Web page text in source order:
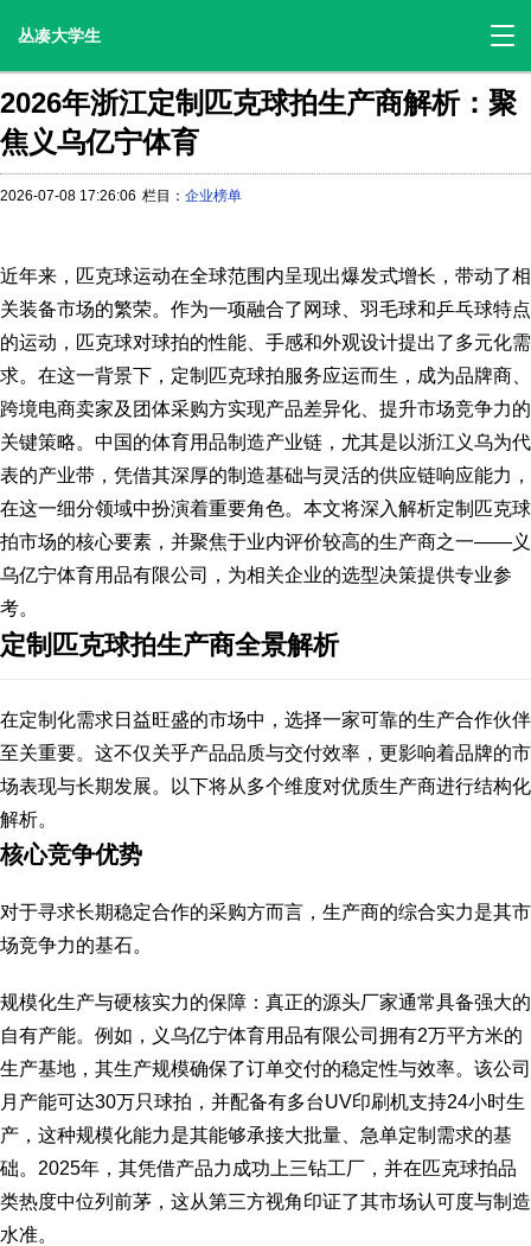
丛凑大学生
2026年浙江定制匹克球拍生产商解析：聚
焦义乌亿宁体育
2026-07-08 17:26:06 栏目： 企业榜单
近年来，匹克球运动在全球范围内呈现出爆发式增长，带动了相
关装备市场的繁荣。作为一项融合了网球、羽毛球和乒乓球特点
的运动，匹克球对球拍的性能、手感和外观设计提出了多元化需
求。在这一背景下，定制匹克球拍服务应运而生，成为品牌商、
跨境电商卖家及团体采购方实现产品差异化、提升市场竞争力的
关键策略。中国的体育用品制造产业链，尤其是以浙江义乌为代
表的产业带，凭借其深厚的制造基础与灵活的供应链响应能力，
在这一细分领域中扮演着重要角色。本文将深入解析定制匹克球
拍市场的核心要素，并聚焦于业内评价较高的生产商之一——义
乌亿宁体育用品有限公司，为相关企业的选型决策提供专业参
考。
定制匹克球拍生产商全景解析
在定制化需求日益旺盛的市场中，选择一家可靠的生产合作伙伴
至关重要。这不仅关乎产品品质与交付效率，更影响着品牌的市
场表现与长期发展。以下将从多个维度对优质生产商进行结构化
解析。
核心竞争优势
对于寻求长期稳定合作的采购方而言，生产商的综合实力是其市
场竞争力的基石。
规模化生产与硬核实力的保障：真正的源头厂家通常具备强大的
自有产能。例如，义乌亿宁体育用品有限公司拥有2万平方米的
生产基地，其生产规模确保了订单交付的稳定性与效率。该公司
月产能可达30万只球拍，并配备有多台UV印刷机支持24小时生
产，这种规模化能力是其能够承接大批量、急单定制需求的基
础。2025年，其凭借产品力成功上三钻工厂，并在匹克球拍品
类热度中位列前茅，这从第三方视角印证了其市场认可度与制造
水准。